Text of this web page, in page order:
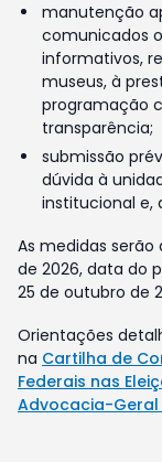
manutenção
comunicados
informativos,
museus, à
programação
transparência;
submissão
dúvida à
institucional e,
As medidas
de 2026, data do
25 de outubro de
Orientações
na Cartilha de
Federais nas
Advocacia-Geral